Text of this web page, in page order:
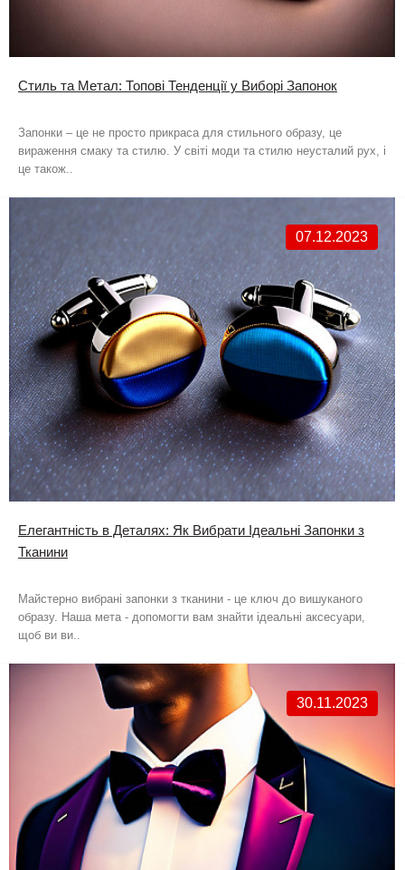
Стиль та Метал: Топові Тенденції у Виборі Запонок
Запонки – це не просто прикраса для стильного образу, це
вираження смаку та стилю. У світі моди та стилю неусталий рух, і
це також..
07.12.2023
Елегантність в Деталях: Як Вибрати Ідеальні Запонки з
Тканини
Майстерно вибрані запонки з тканини - це ключ до вишуканого
образу. Наша мета - допомогти вам знайти ідеальні аксесуари,
щоб ви ви..
30.11.2023